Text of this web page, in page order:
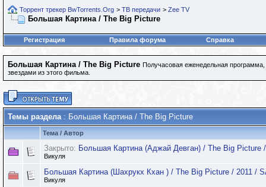
Торрент трекер BwTorrents.Org > ТВ передачи > Zee TV
Большая Картина / The Big Picture
Регистрация Правила форума Справка
Большая Картина / The Big Picture Получасовая еженедельная
звездами из этого фильма.
Темы раздела: Большая Картина / The Big Picture
Тема / Автор
Закрыто: Большая Картина (Аджай Девган) / The Big Picture
Викуля
Большая Картина (Шахрукх Кхан ) / The Big Picture / 2011 /
Викуля